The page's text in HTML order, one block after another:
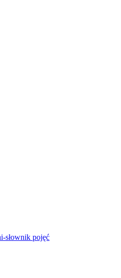
słownik pojęć